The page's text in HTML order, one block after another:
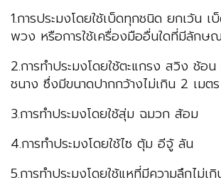
1.การประมงโดยใช้เบ็ดทุกชนิด ยกเว้น เ
พวง หรือการใช้เครื่องมืออื่นใดที่มีลักษ
2.การทำประมงโดยใช้ตะแกรง สวิง ช้อ
ชนาง ซึ่งมีขนาดปากกว้างไม่เกิน 2 เมตร
3.การทำประมงโดยใช้สุ่ม ฉมวก ส้อม
4.การทำประมงโดยใช้ไซ ตุ้ม อีจู้ ลัน
5.การทำประมงโดยใช้แหที่มีความลึกไม่เ